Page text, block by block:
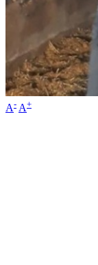
A- A+